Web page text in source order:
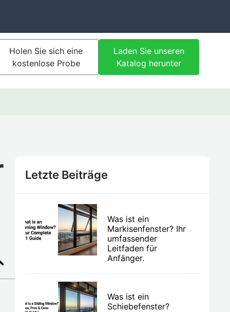
Holen Sie sich eine
kostenlose Probe
Laden Sie unseren
Katalog herunter
Letzte Beiträge
Was ist ein
Markisenfenster? Ihr
umfassender
Leitfaden für
Anfänger.
Was ist ein
Schiebefenster?